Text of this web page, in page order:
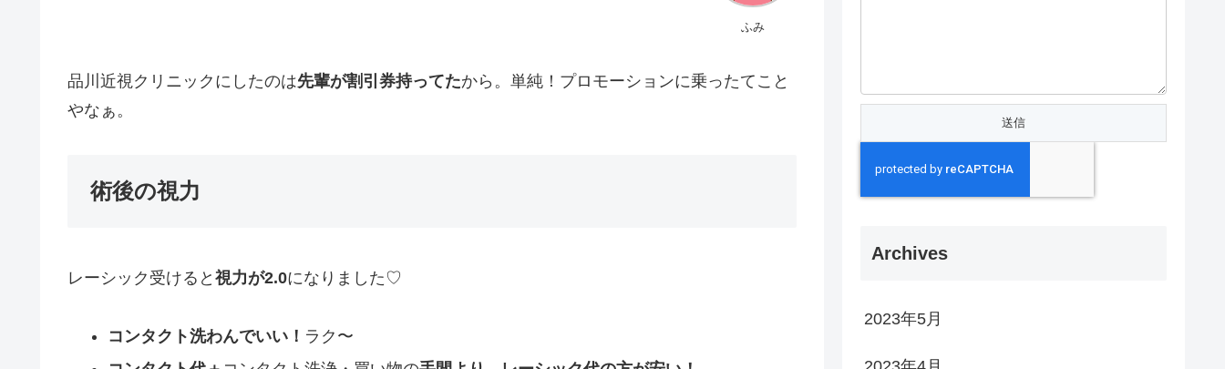
ふみ
品川近視クリニックにしたのは先輩が割引券持ってたから。単純！プロモーションに乗ったてこと
やなぁ。
術後の視力
レーシック受けると 視力が2.0になりました♡
コンタクト洗わんでいい！ ラク〜
Archives
2023年5月